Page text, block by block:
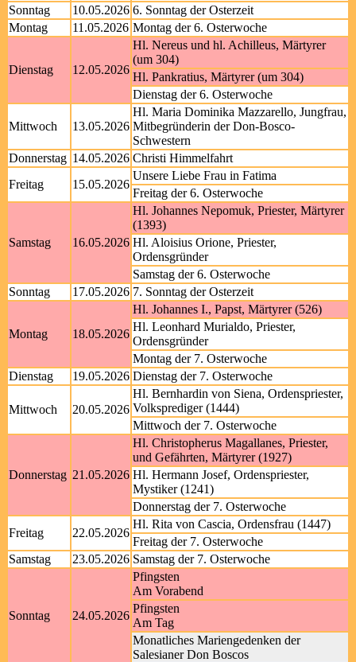
Sonntag
10.05.2026 6. Sonntag der Osterzeit
Montag
11.05.2026 Montag der 6. Osterwoche
Dienstag 12.05.2026
Hl. Nereus und hl. Achilleus, Märtyrer
(um 304)
Hl. Pankratius, Märtyrer (um 304)
Dienstag der 6. Osterwoche
Mittwoch 13.05.2026
Hl. Maria Dominika Mazzarello, Jungfrau,
Mitbegründerin der Don-Bosco-
Schwestern
Donnerstag 14.05.2026 Christi Himmelfahrt
Freitag
15.05.2026
Unsere Liebe Frau in Fatima
Freitag der 6. Osterwoche
Samstag 16.05.2026
Hl. Johannes Nepomuk, Priester, Märtyrer
(1393)
Hl. Aloisius Orione, Priester,
Ordensgründer
Samstag der 6. Osterwoche
Sonntag
17.05.2026 7. Sonntag der Osterzeit
Montag 18.05.2026
Hl. Johannes I., Papst, Märtyrer (526)
Hl. Leonhard Murialdo, Priester,
Ordensgründer
Montag der 7. Osterwoche
Dienstag
19.05.2026 Dienstag der 7. Osterwoche
Mittwoch 20.05.2026
Hl. Bernhardin von Siena, Ordenspriester,
Volksprediger (1444)
Mittwoch der 7. Osterwoche
Donnerstag 21.05.2026
Hl. Christopherus Magallanes, Priester,
und Gefährten, Märtyrer (1927)
Hl. Hermann Josef, Ordenspriester,
Mystiker (1241)
Donnerstag der 7. Osterwoche
Freitag
22.05.2026
Hl. Rita von Cascia, Ordensfrau (1447)
Freitag der 7. Osterwoche
Samstag
23.05.2026 Samstag der 7. Osterwoche
Sonntag 24.05.2026
Pfingsten
Am Vorabend
Pfingsten
Am Tag
Monatliches Mariengedenken der
Salesianer Don Boscos